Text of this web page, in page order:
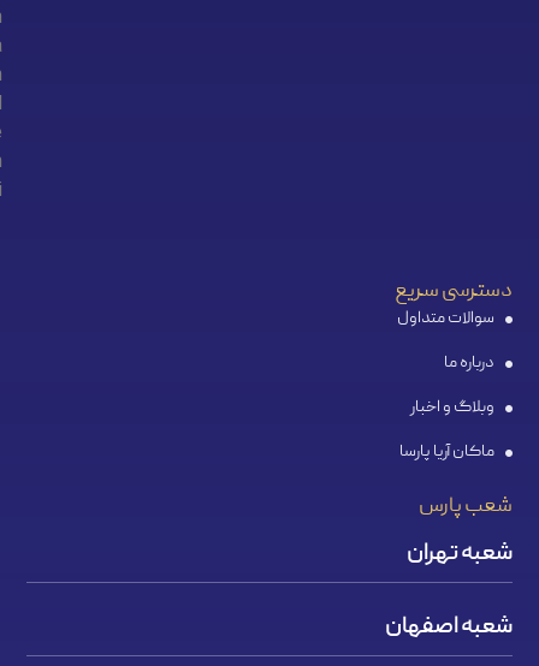
دسترسی سریع
سوالات متداول
درباره ما
وبلاگ و اخبار
ماکان آریا پارسا
شعب پارس
شعبه تهران
شعبه اصفهان